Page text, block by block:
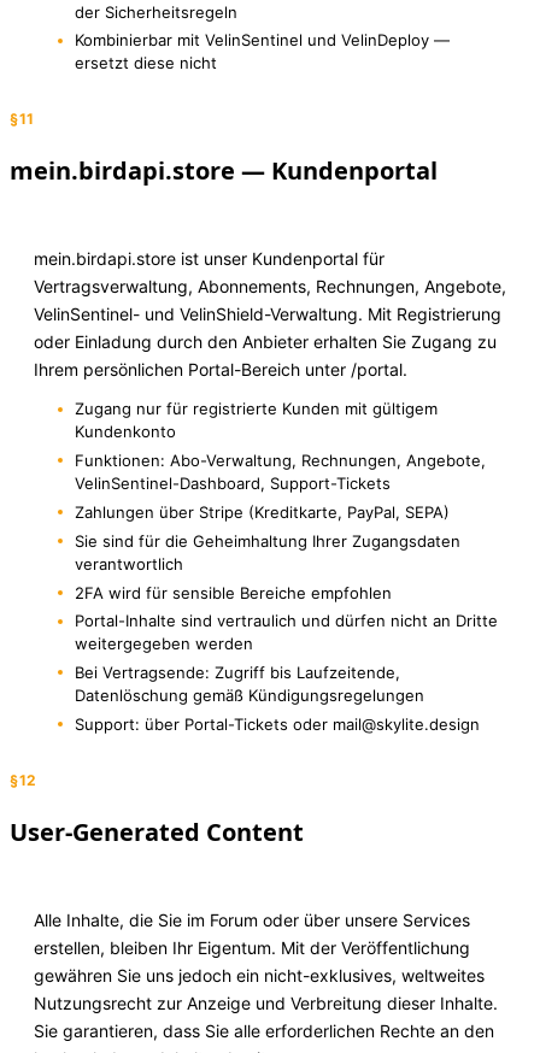
der Sicherheitsregeln
Kombinierbar mit VelinSentinel und VelinDeploy —
ersetzt diese nicht
§11
mein.birdapi.store — Kundenportal
mein.birdapi.store ist unser Kundenportal für
Vertragsverwaltung, Abonnements, Rechnungen, Angebote,
VelinSentinel- und VelinShield-Verwaltung. Mit Registrierung
oder Einladung durch den Anbieter erhalten Sie Zugang zu
Ihrem persönlichen Portal-Bereich unter /portal.
Zugang nur für registrierte Kunden mit gültigem
Kundenkonto
Funktionen: Abo-Verwaltung, Rechnungen, Angebote,
VelinSentinel-Dashboard, Support-Tickets
Zahlungen über Stripe (Kreditkarte, PayPal, SEPA)
Sie sind für die Geheimhaltung Ihrer Zugangsdaten
verantwortlich
2FA wird für sensible Bereiche empfohlen
Portal-Inhalte sind vertraulich und dürfen nicht an Dritte
weitergegeben werden
Bei Vertragsende: Zugriff bis Laufzeitende,
Datenlöschung gemäß Kündigungsregelungen
Support: über Portal-Tickets oder mail@skylite.design
§12
User-Generated Content
Alle Inhalte, die Sie im Forum oder über unsere Services
erstellen, bleiben Ihr Eigentum. Mit der Veröffentlichung
gewähren Sie uns jedoch ein nicht-exklusives, weltweites
Nutzungsrecht zur Anzeige und Verbreitung dieser Inhalte.
Sie garantieren, dass Sie alle erforderlichen Rechte an den